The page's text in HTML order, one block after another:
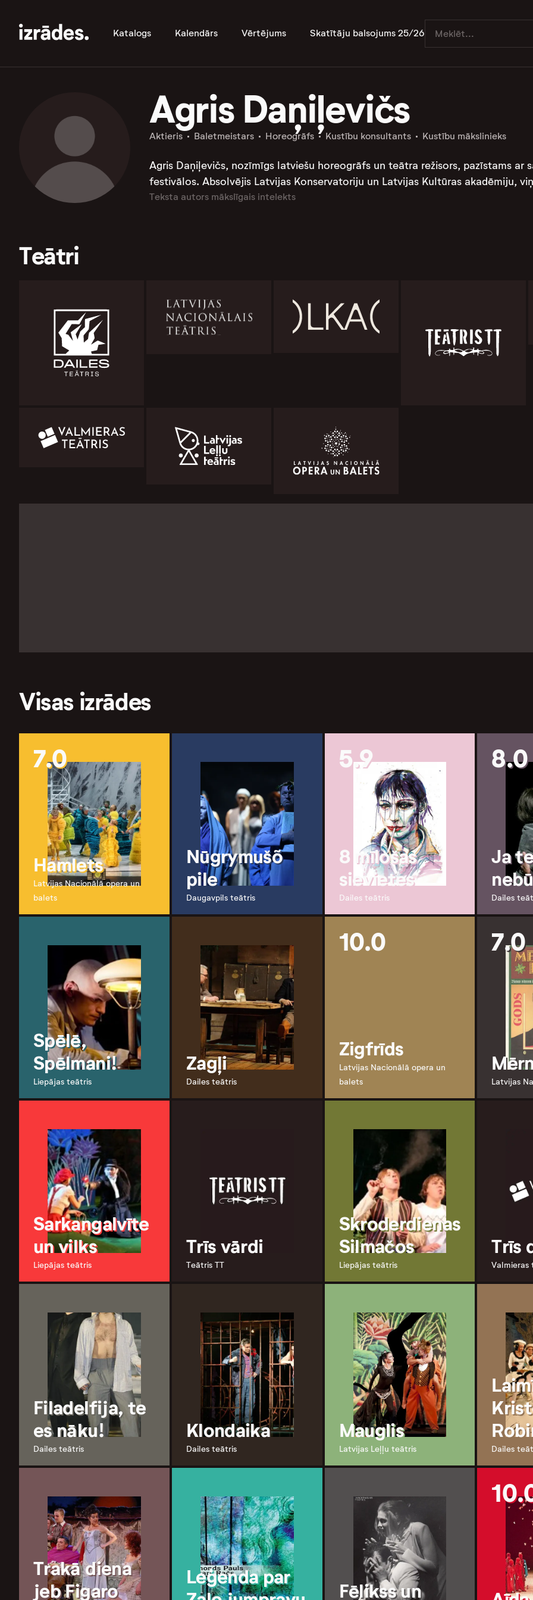
Katalogs Kalendārs Vērtējums Skatītāju balsojums 25/26
Agris Daņiļevičs
Aktieris Baletmeistars Horeogrāfs Kustību konsultants Kustību mākslinieks
Agris Daņiļevičs, nozīmīgs latviešu horeogrāfs un teātra režisors, pazīstams ar
festivālos. Absolvējis Latvijas Konservatoriju un Latvijas Kultūras akadēmiju,
Teksta autors mākslīgais intelekts
Teātri
Visas izrādes
7.0
Hamlets
Latvijas Nacionālā opera un
balets
Nūgrymušõ
pile
Daugavpils teātris
5.9
8 mīlošas
sievietes
Dailes teātris
8.0
Ja
Dailes
Spēlē,
Spēlmani!
Liepājas teātris
Zagļi
Dailes teātris
10.0
Zigfrīds
Latvijas Nacionālā opera un
balets
7.0
Latvijas
Sarkangalvīte
un vilks
Liepājas teātris
Trīs vārdi
Teātris TT
Skroderdienas
Silmačos
Liepājas teātris
Trīs
Valmieras
Filadelfija, te
es nāku!
Dailes teātris
Klondaika
Dailes teātris
Mauglis
Latvijas Leļļu teātris Dailes
Trakā diena
jeb Figaro
Leģenda par
Fēlikss un